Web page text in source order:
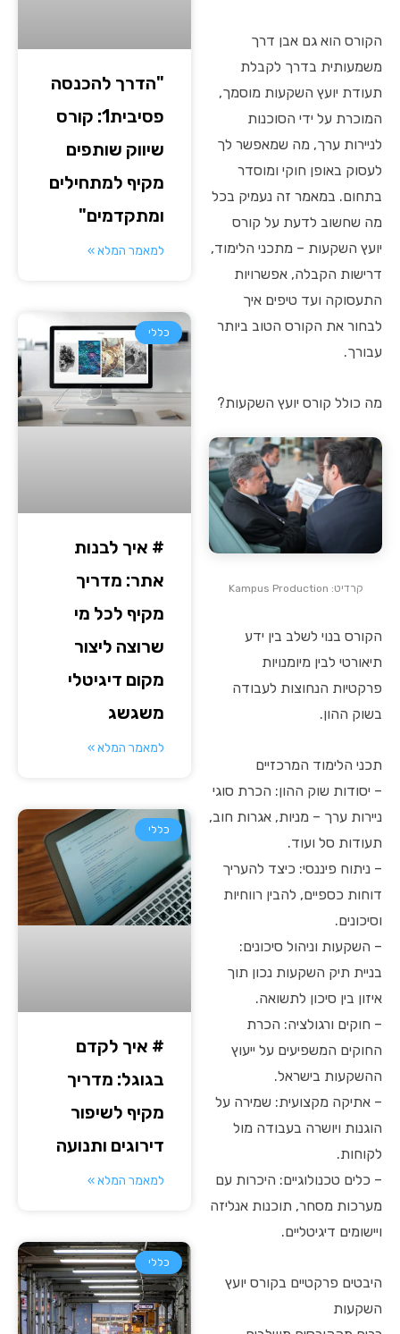
הקורס הוא גם אבן דרך
משמעותית בדרך לקבלת
תעודת יועץ השקעות מוסמך,
המוכרת על ידי הסוכנות
לניירות ערך, מה שמאפשר לך
לעסוק באופן חוקי ומוסדר
בתחום. במאמר זה נעמיק בכל
מה שחשוב לדעת על קורס
יועץ השקעות – מתכני הלימוד,
דרישות הקבלה, אפשרויות
התעסוקה ועד טיפים איך
לבחור את הקורס הטוב ביותר
עבורך.
מה כולל קורס יועץ השקעות?
קרדיט: Kampus Production
הקורס בנוי לשלב בין ידע
תיאורטי לבין מיומנויות
פרקטיות הנחוצות לעבודה
בשוק ההון.
תכני הלימוד המרכזיים
– יסודות שוק ההון: הכרת סוגי
ניירות ערך – מניות, אגרות חוב,
תעודות סל ועוד.
– ניתוח פיננסי: כיצד להעריך
דוחות כספיים, להבין רווחיות
וסיכונים.
– השקעות וניהול סיכונים:
בניית תיק השקעות נכון תוך
איזון בין סיכון לתשואה.
– חוקים ורגולציה: הכרת
החוקים המשפיעים על ייעוץ
ההשקעות בישראל.
– אתיקה מקצועית: שמירה על
הוגנות ויושרה בעבודה מול
לקוחות.
– כלים טכנולוגיים: היכרות עם
מערכות מסחר, תוכנות אנליזה
ויישומים דיגיטליים.
היבטים פרקטיים בקורס יועץ
השקעות
"הדרך להכנסה
פסיבית1: קורס
שיווק שותפים
מקיף למתחילים
ומתקדמים"
למאמר המלא »
כללי
# איך לבנות
אתר: מדריך
מקיף לכל מי
שרוצה ליצור
מקום דיגיטלי
משגשג
למאמר המלא »
כללי
# איך לקדם
בגוגל: מדריך
מקיף לשיפור
דירוגים ותנועה
למאמר המלא »
כללי